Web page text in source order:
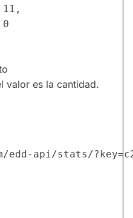
0
valor es la cantidad.